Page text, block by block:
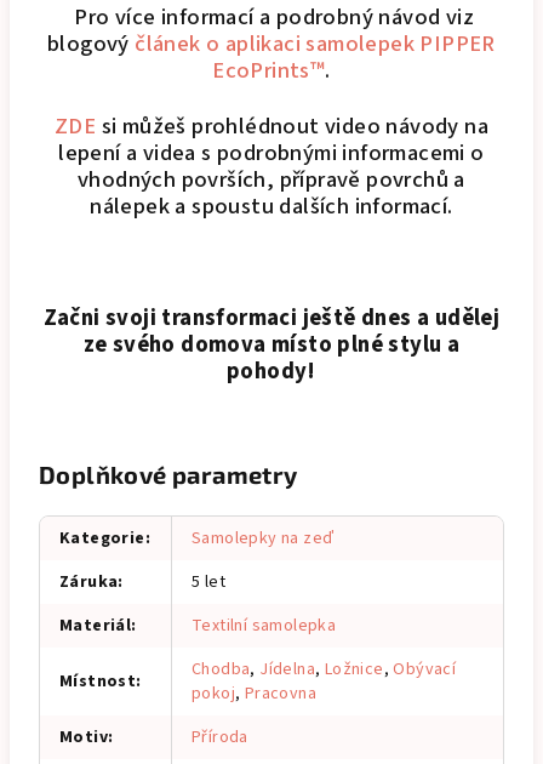
Pro více informací a podrobný návod viz
blogový článek o aplikaci samolepek PIPPER
EcoPrints™.
ZDE si můžeš prohlédnout video návody na
lepení a videa s podrobnými informacemi o
vhodných površích, přípravě povrchů a
nálepek a spoustu dalších informací.
Začni svoji transformaci ještě dnes a udělej
ze svého domova místo plné stylu a
pohody!
Doplňkové parametry
Kategorie:
Samolepky na zeď
Záruka:
5 let
Materiál: Textilní samolepka
Místnost: Chodba, Jídelna, Ložnice,Obývací
pokoj, Pracovna
Motiv:
Příroda